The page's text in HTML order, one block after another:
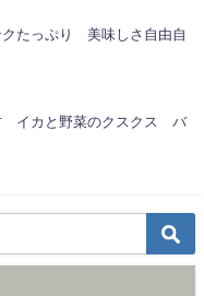
クたっぷり 美味しさ自由自
イカと野菜のクスクス バ